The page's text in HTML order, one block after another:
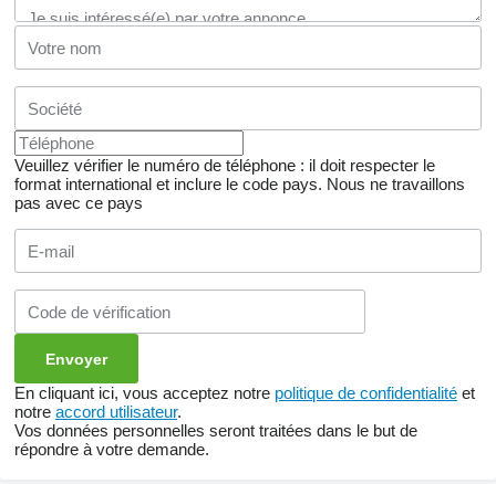
Veuillez vérifier le numéro de téléphone : il doit respecter le
format international et inclure le code pays. Nous ne travaillons
pas avec ce pays
En cliquant ici, vous acceptez notre politique de confidentialité et
notre accord utilisateur.
Vos données personnelles seront traitées dans le but de
répondre à votre demande.